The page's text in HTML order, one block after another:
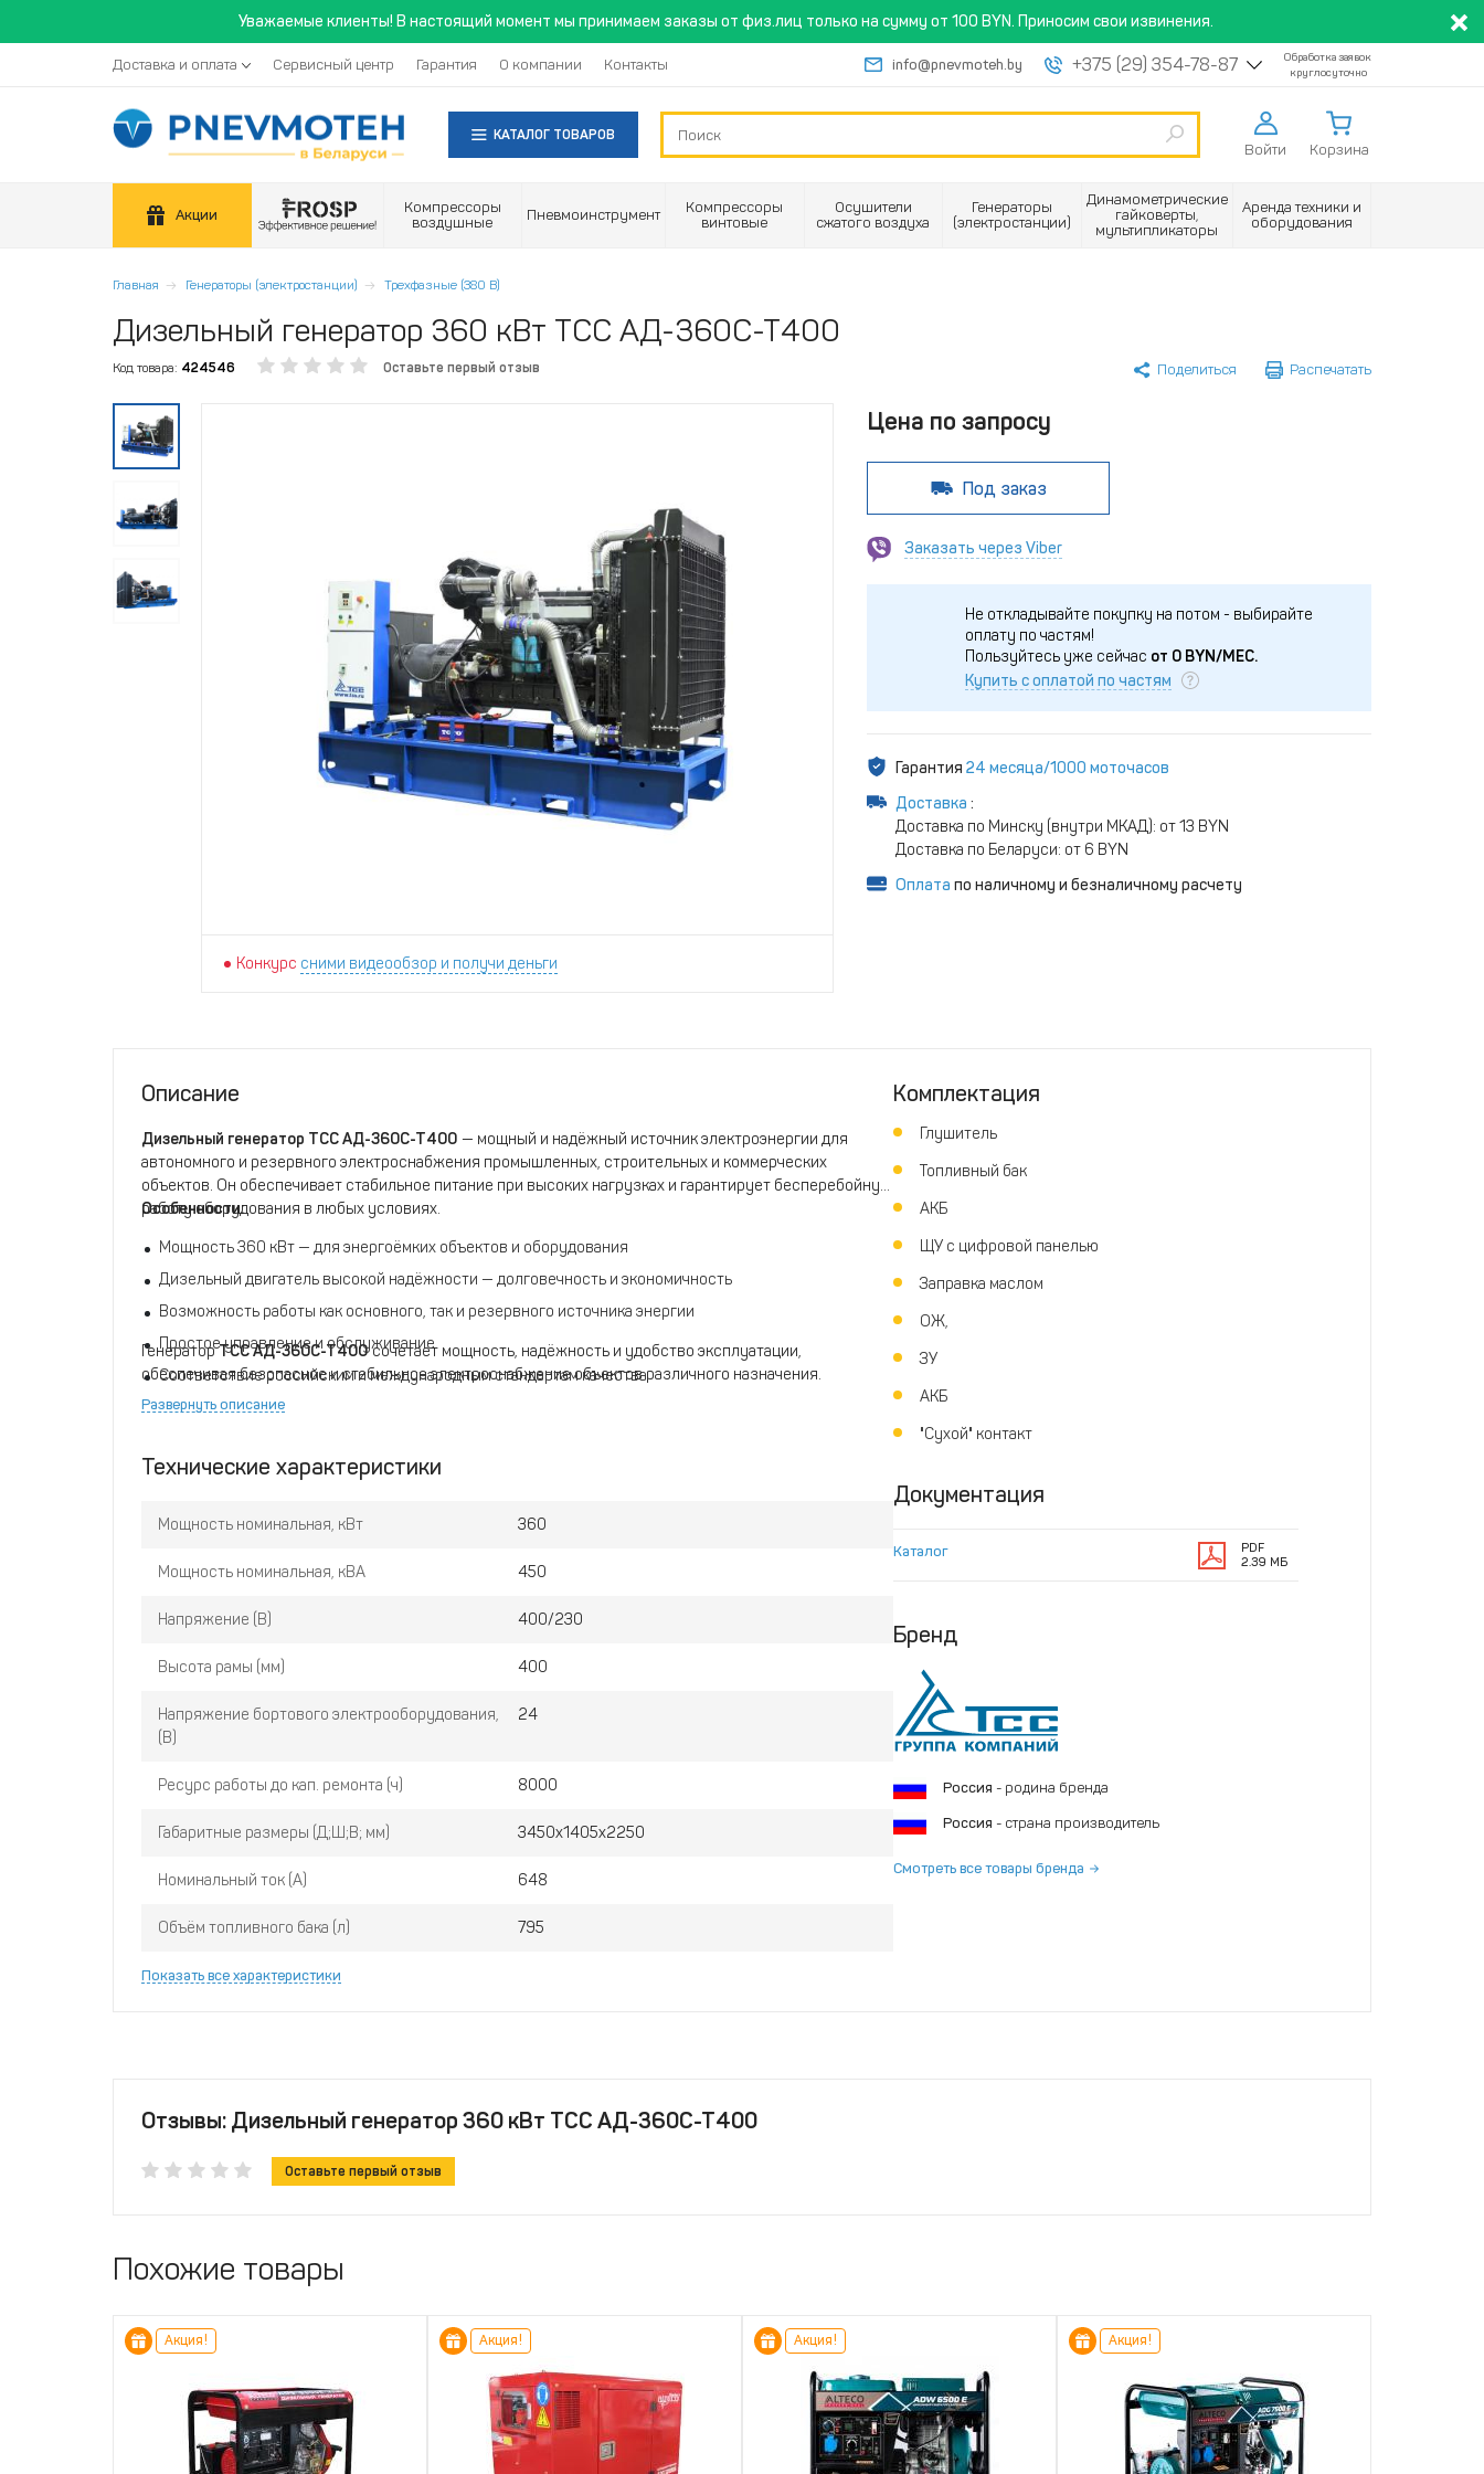
Уважаемые клиенты! В настоящий момент мы принимаем заказы от физ.лиц только на сумму от 100 BYN. Приносим свои извинения.
Доставка и оплата Сервисный центр Гарантия О компании Контакты info@pnevmoteh.by +375 (29) 354-78-87
Обработка заявок
круглосуточно
КАТАЛОГ ТОВАРОВ
Войти Корзина
Акции
Компрессоры
воздушные
Пневмоинструмент
Компрессоры
винтовые
Осушители
сжатого воздуха
Генераторы
(электростанции)
Динамометрические
гайковерты,
мультипликаторы
Аренда техники и
оборудования
Главная Генераторы (электростанции) Трехфазные (380 В)
Дизельный генератор 360 кВт ТСС АД-360С-Т400
Код товара: 424546 Оставьте первый отзыв Поделиться Распечатать
Конкурс сними видеообзор и получи деньги
Цена по запросу
Под заказ
Заказать через Viber
Не откладывайте покупку на потом - выбирайте
оплату по частям!
Пользуйтесь уже сейчас от 0BYN/МЕС.
Купить с оплатой по частям
Гарантия 24 месяца/1000 моточасов
Доставка :
Доставка по Минску (внутри МКАД): от 13 BYN
Доставка по Беларуси: от 6 BYN
Оплата по наличному и безналичному расчету
Описание
Дизельный генератор ТСС АД-360С-Т400 — мощный и надёжный источник электроэнергии для
автономного и резервного электроснабжения промышленных, строительных и коммерческих
объектов. Он обеспечивает стабильное питание при высоких нагрузках и гарантирует бесперебойную
работу оборудования в любых условиях.
Особенности:
Мощность 360 кВт — для энергоёмких объектов и оборудования
Дизельный двигатель высокой надёжности — долговечность и экономичность
Возможность работы как основного, так и резервного источника энергии
Простое управление и обслуживание
Соответствие российским и международным стандартам качества
ГенераторТСС АД-360С-Т400сочетает мощность, надёжность и удобство эксплуатации,
обеспечивая безопасное и стабильное электроснабжение объектов различного назначения.
Развернуть описание
Технические характеристики
Мощность номинальная, кВт 360
Мощность номинальная, кВА 450
Напряжение (В) 400/230
Высота рамы (мм) 400
Напряжение бортового электрооборудования,
(В)
24
Ресурс работы до кап. ремонта (ч) 8000
Габаритные размеры (Д;Ш;В; мм) 3450x1405x2250
Номинальный ток (А) 648
Объём топливного бака (л) 795
Показать все характеристики
Комплектация
Глушитель
Топливный бак
АКБ
ЩУ с цифровой панелью
Заправка маслом
ОЖ,
ЗУ
АКБ
"Сухой" контакт
Документация
Каталог
PDF
2.39 МБ
Бренд
Россия - родина бренда
Россия - страна производитель
Смотреть все товары бренда
Отзывы: Дизельный генератор 360 кВт ТСС АД-360С-Т400
Оставьте первый отзыв
Похожие товары
Акция! Акция! Акция! Акция!